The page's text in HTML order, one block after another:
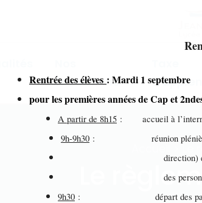
Rentrée des élèves : Mardi 1 septembre
pour les premières années de Cap et
A partir de 8h15 : accueil à
9h-9h30 : réunion plénière pour
direction) en salle TV
des personnels et
9h30 : départ des
formations
Accueil >
Le